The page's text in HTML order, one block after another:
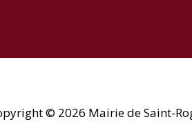
© 2026 Mairie de Saint-